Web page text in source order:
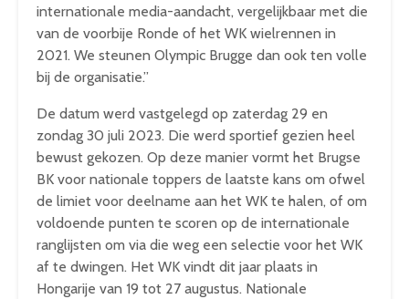
internationale media-aandacht, vergelijkbaar met die
van de voorbije Ronde of het WK wielrennen in
2021. We steunen Olympic Brugge dan ook ten volle
bij de organisatie.”
De datum werd vastgelegd op zaterdag 29 en
zondag 30 juli 2023. Die werd sportief gezien heel
bewust gekozen. Op deze manier vormt het Brugse
BK voor nationale toppers de laatste kans om ofwel
de limiet voor deelname aan het WK te halen, of om
voldoende punten te scoren op de internationale
ranglijsten om via die weg een selectie voor het WK
af te dwingen. Het WK vindt dit jaar plaats in
Hongarije van 19 tot 27 augustus. Nationale